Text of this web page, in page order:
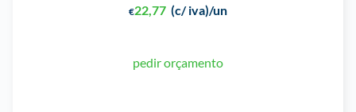
€22,77 (c/ iva)/un
pedir orçamento